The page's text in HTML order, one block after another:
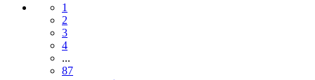
1
2
3
4
...
87